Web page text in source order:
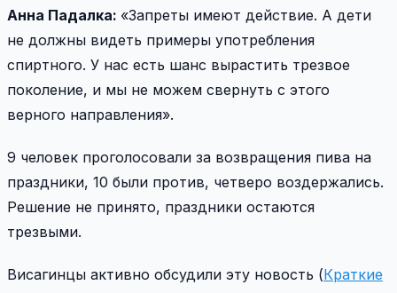
Анна Падалка: «Запреты имеют действие. А дети
не должны видеть примеры употребления
спиртного. У нас есть шанс вырастить трезвое
поколение, и мы не можем свернуть с этого
верного направления».
9 человек проголосовали за возвращения пива на
праздники, 10 были против, четверо воздержались.
Решение не принято, праздники остаются
трезвыми.
Висагинцы активно обсудили эту новость (Краткие